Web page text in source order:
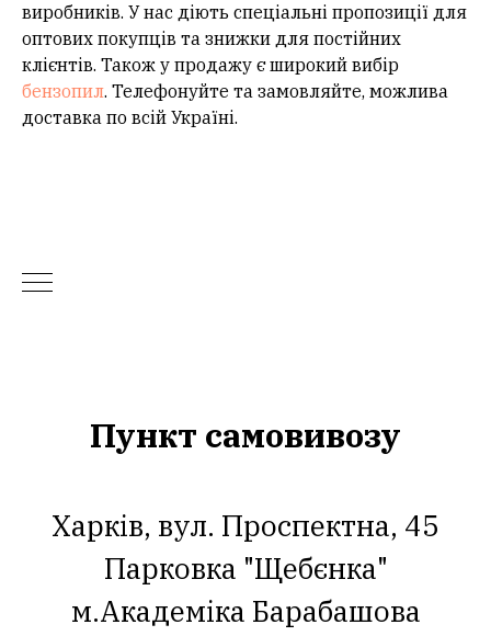
виробників. У нас діють спеціальні пропозиції для
оптових покупців та знижки для постійних
клієнтів. Також у продажу є широкий вибір
бензопил. Телефонуйте та замовляйте, можлива
доставка по всій Україні.
Пункт самовивозу
Харків, вул. Проспектна, 45
Парковка "Щебєнка"
м.Академіка Барабашова